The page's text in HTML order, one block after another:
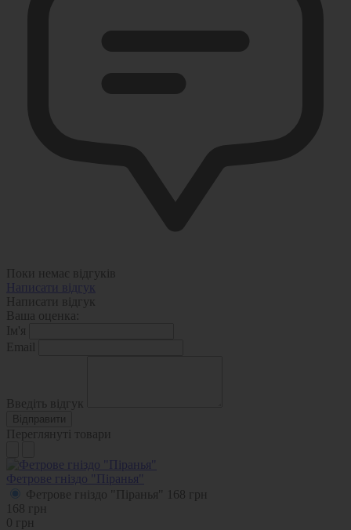
Поки немає відгуків
Написати відгук
Написати відгук
Ваша оценка:
Ім'я
Email
Введіть відгук
Відправити
Переглянуті товари
Фетрове гніздо "Піранья"
Фетрове гніздо "Піранья" 168 грн
168 грн
0 грн